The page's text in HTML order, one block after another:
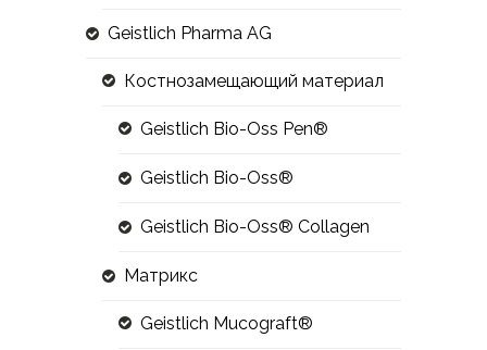
Geistlich Pharma AG
Костнозамещающий материал
Geistlich Bio-Oss Pen®
Geistlich Bio-Oss®
Geistlich Bio-Oss® Collagen
Матрикс
Geistlich Mucograft®